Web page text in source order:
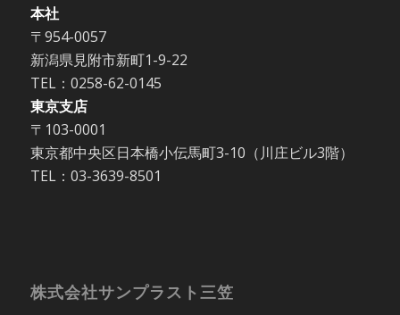
本社
〒954-0057
新潟県見附市新町1-9-22
TEL：0258-62-0145
東京支店
〒103-0001
東京都中央区日本橋小伝馬町3-10（川庄ビル3階）
TEL：03-3639-8501
株式会社サンプラスト三笠